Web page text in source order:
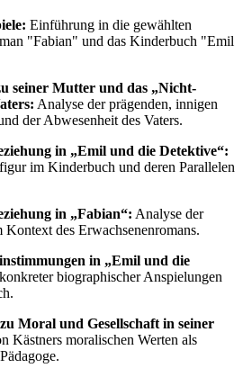
Einführung in die gewählten
"Fabian" und das Kinderbuch "Emil
seiner Mutter und das „Nicht-
Analyse der prägenden, innigen
der Abwesenheit des Vaters.
in „Emil und die Detektive“:
im Kinderbuch und deren Parallelen
in „Fabian“: Analyse der
des Erwachsenenromans.
in „Emil und die
biographischer Anspielungen
Moral und Gesellschaft in seiner
Kästners moralischen Werten als